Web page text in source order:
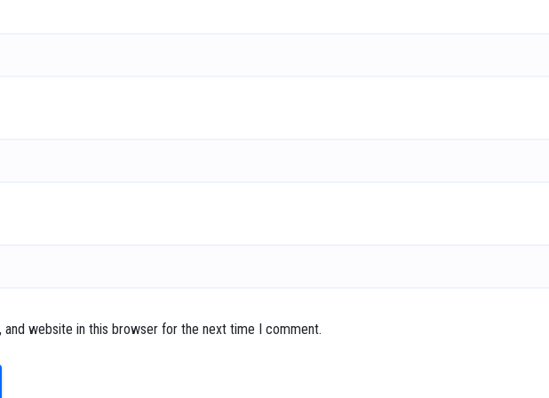
and website in this browser for the next time I comment.